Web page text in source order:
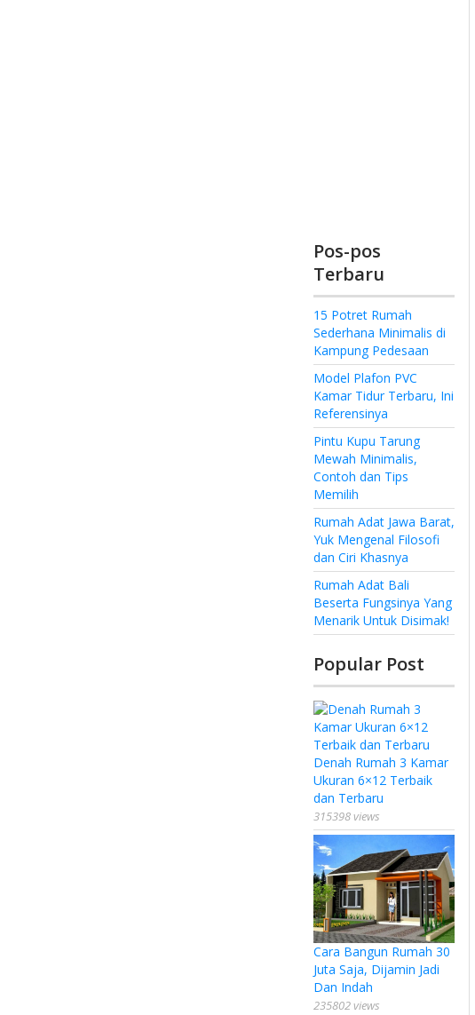
Pos-pos
Terbaru
15 Potret Rumah
Sederhana Minimalis di
Kampung Pedesaan
Model Plafon PVC
Kamar Tidur Terbaru, Ini
Referensinya
Pintu Kupu Tarung
Mewah Minimalis,
Contoh dan Tips
Memilih
Rumah Adat Jawa Barat,
Yuk Mengenal Filosofi
dan Ciri Khasnya
Rumah Adat Bali
Beserta Fungsinya Yang
Menarik Untuk Disimak!
Popular Post
Denah Rumah 3 Kamar
Ukuran 6×12 Terbaik
dan Terbaru
315398 views
Cara Bangun Rumah 30
Juta Saja, Dijamin Jadi
Dan Indah
235802 views